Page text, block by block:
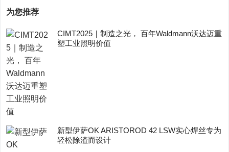
为您推荐
CIMT2025｜制造之光， 百年Waldmann沃达迈重
塑工业照明价值
新型伊萨OK ARISTOROD 42 LSW实心焊丝专为
轻松除渣而设计